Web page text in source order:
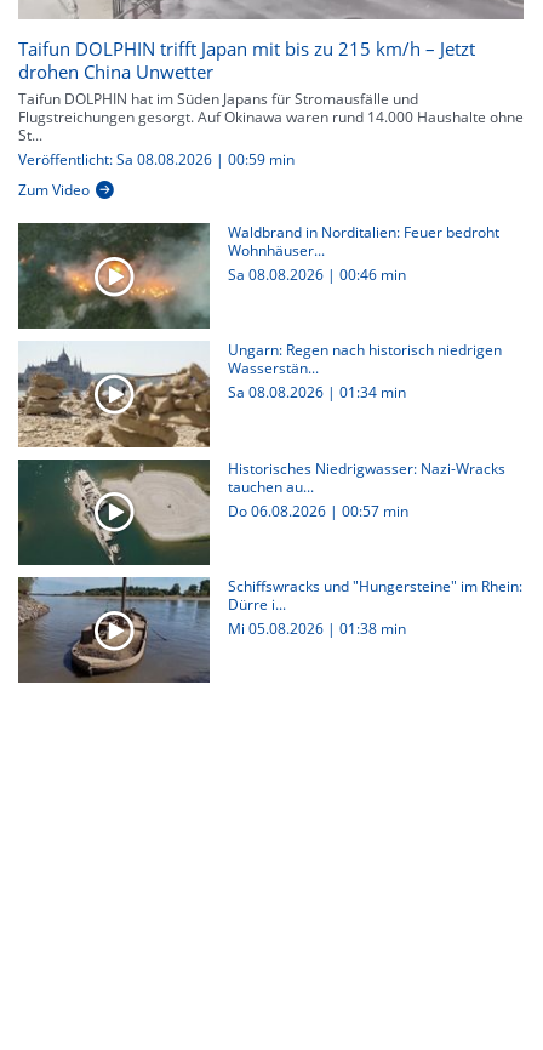
Taifun DOLPHIN trifft Japan mit bis zu 215 km/h – Jetzt
drohen China Unwetter
Taifun DOLPHIN hat im Süden Japans für Stromausfälle und
Flugstreichungen gesorgt. Auf Okinawa waren rund 14.000 Haushalte ohne
St...
Veröffentlicht: Sa 08.08.2026 | 00:59 min
Zum Video
Waldbrand in Norditalien: Feuer bedroht
Wohnhäuser...
Sa 08.08.2026 | 00:46 min
Ungarn: Regen nach historisch niedrigen
Wasserstän...
Sa 08.08.2026 | 01:34 min
Historisches Niedrigwasser: Nazi-Wracks
tauchen au...
Do 06.08.2026 | 00:57 min
Schiffswracks und "Hungersteine" im Rhein:
Dürre i...
Mi 05.08.2026 | 01:38 min